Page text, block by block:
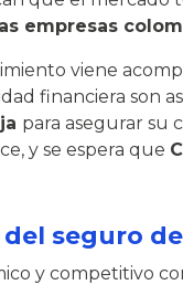
empresas
viene
financiera son
para asegurar su
y se espera que
seguro
y competitivo